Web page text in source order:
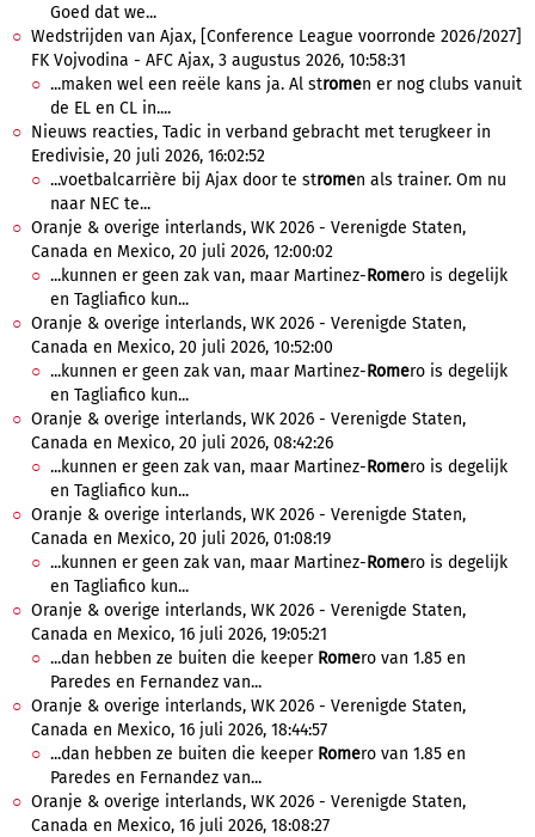
Goed dat we...
Wedstrijden van Ajax, [Conference League voorronde 2026/2027]
FK Vojvodina - AFC Ajax, 3 augustus 2026, 10:58:31
...maken wel een reële kans ja. Al stromen er nog clubs vanuit
de EL en CL in....
Nieuws reacties, Tadic in verband gebracht met terugkeer in
Eredivisie, 20 juli 2026, 16:02:52
...voetbalcarrière bij Ajax door te stromen als trainer. Om nu
naar NEC te...
Oranje & overige interlands, WK 2026 - Verenigde Staten,
Canada en Mexico, 20 juli 2026, 12:00:02
...kunnen er geen zak van, maar Martinez-Romero is degelijk
en Tagliafico kun...
Oranje & overige interlands, WK 2026 - Verenigde Staten,
Canada en Mexico, 20 juli 2026, 10:52:00
...kunnen er geen zak van, maar Martinez-Romero is degelijk
en Tagliafico kun...
Oranje & overige interlands, WK 2026 - Verenigde Staten,
Canada en Mexico, 20 juli 2026, 08:42:26
...kunnen er geen zak van, maar Martinez-Romero is degelijk
en Tagliafico kun...
Oranje & overige interlands, WK 2026 - Verenigde Staten,
Canada en Mexico, 20 juli 2026, 01:08:19
...kunnen er geen zak van, maar Martinez-Romero is degelijk
en Tagliafico kun...
Oranje & overige interlands, WK 2026 - Verenigde Staten,
Canada en Mexico, 16 juli 2026, 19:05:21
...dan hebben ze buiten die keeper Romero van 1.85 en
Paredes en Fernandez van...
Oranje & overige interlands, WK 2026 - Verenigde Staten,
Canada en Mexico, 16 juli 2026, 18:44:57
...dan hebben ze buiten die keeper Romero van 1.85 en
Paredes en Fernandez van...
Oranje & overige interlands, WK 2026 - Verenigde Staten,
Canada en Mexico, 16 juli 2026, 18:08:27